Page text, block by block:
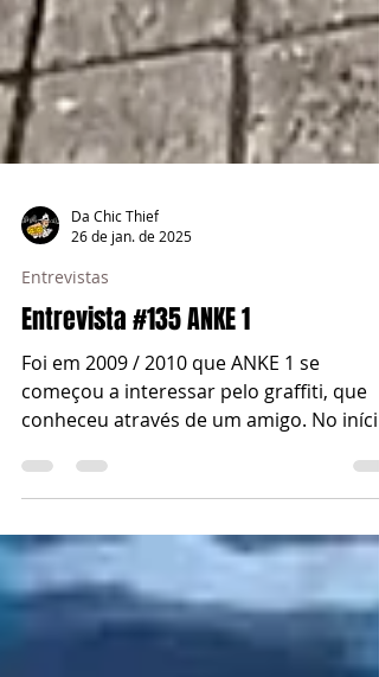
Da Chic Thief
26 de jan. de 2025
Entrevistas
Entrevista #135 ANKE 1
Foi em 2009 / 2010 que ANKE 1 se
conheceu através de um amigo. No início
a vontade era espalhar o